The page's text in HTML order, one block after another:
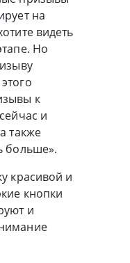
на
видеть
Но
к
и
также
больше».
красивой и
кнопки
и